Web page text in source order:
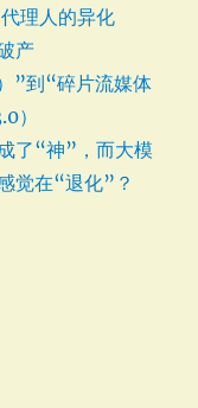
理人的异化
产
”到“碎片流媒体
）
了“神”，而大模
觉在“退化”？